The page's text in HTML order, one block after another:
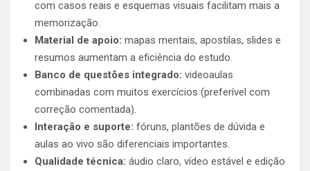
com casos reais e esquemas visuais facilitam mais a
memorização.
Material de apoio: mapas mentais, apostilas, slides e
resumos aumentam a eficiência do estudo.
Banco de questões integrado: videoaulas
combinadas com muitos exercícios (preferível com
correção comentada).
Interação e suporte: fóruns, plantões de dúvida e
aulas ao vivo são diferenciais importantes.
Qualidade técnica: áudio claro, vídeo estável e edição